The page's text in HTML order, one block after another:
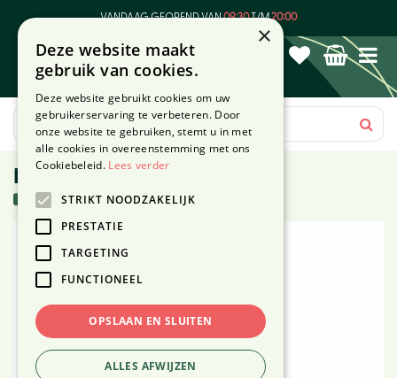
VANDAAG GEOPEND VAN09:30T/M20:00
6 stuks in voorraad
×
Deze website maakt
gebruik van cookies.
Deze website gebruikt cookies om uw
gebruikerservaring te verbeteren. Door
onze website te gebruiken, stemt u in met
alle cookies in overeenstemming met ons
Cookiebeleid. Lees verder
STRIKT NOODZAKELIJK
PRESTATIE
TARGETING
FUNCTIONEEL
OPSLAAN EN SLUITEN
ALLES AFWIJZEN